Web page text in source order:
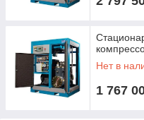
Нет в
1 767